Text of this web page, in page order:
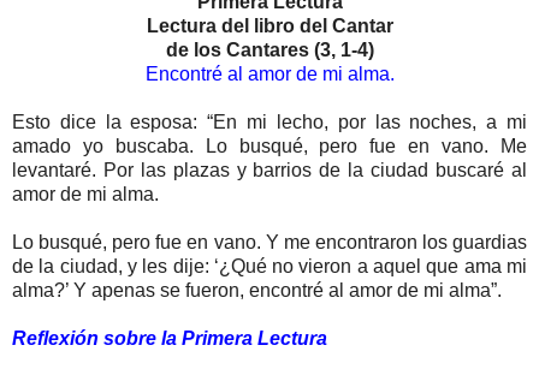
Lectura del libro del Cantar
de los Cantares (3, 1-4)
Encontré al amor de mi alma.
Esto dice la esposa: “En mi lecho, por las noches, a mi
amado yo buscaba. Lo busqué, pero fue en vano. Me
levantaré. Por las plazas y barrios de la ciudad buscaré al
amor de mi alma.
Lo busqué, pero fue en vano. Y me encontraron los guardias
de la ciudad, y les dije: ‘¿Qué no vieron a aquel que ama mi
alma?’ Y apenas se fueron, encontré al amor de mi alma”.
Reflexión sobre la Primera Lectura